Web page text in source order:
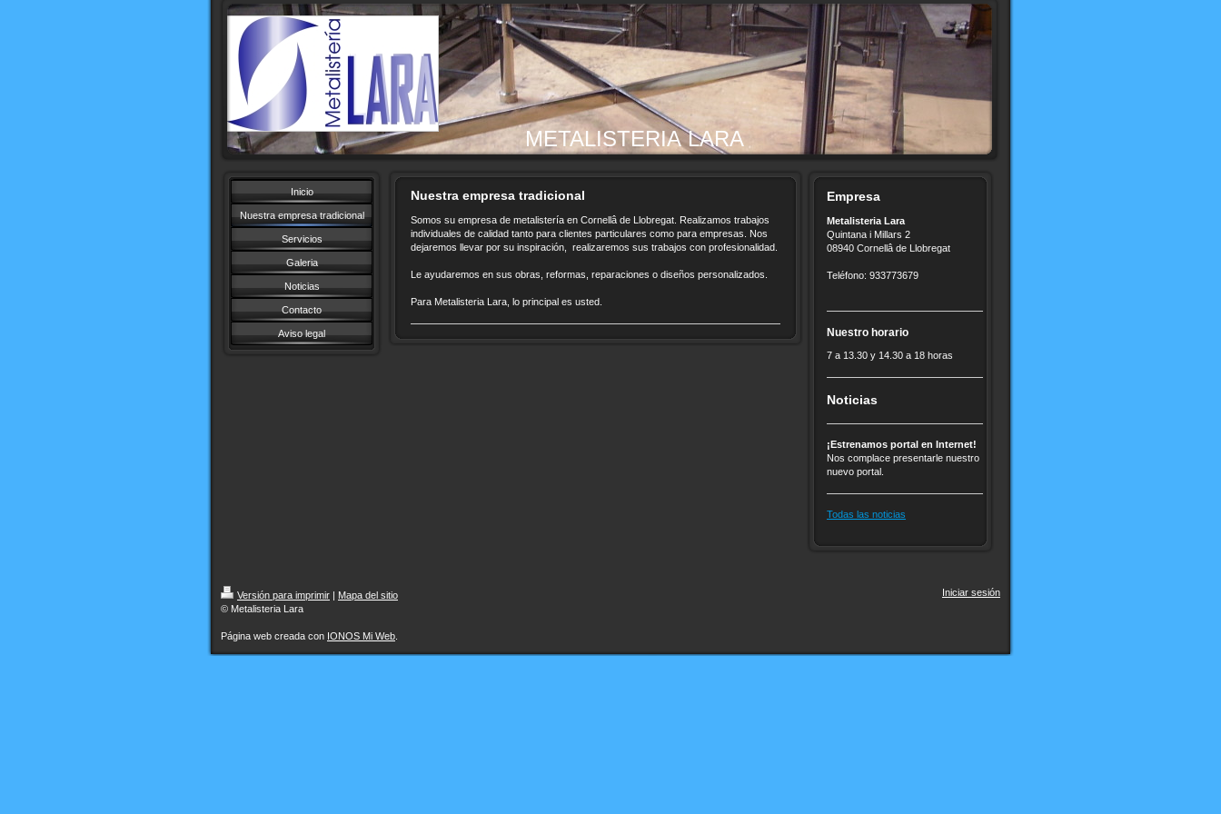
METALISTERIA LARA
Inicio
Nuestra empresa tradicional
Servicios
Galeria
Noticias
Contacto
Aviso legal
Nuestra empresa tradicional
Somos su empresa de metalistería en Cornellâ de Llobregat. Realizamos trabajos
individuales de calidad tanto para clientes particulares como para empresas. Nos
dejaremos llevar por su inspiración, realizaremos sus trabajos con profesionalidad.
Le ayudaremos en sus obras, reformas, reparaciones o diseños personalizados.
Para Metalisteria Lara, lo principal es usted.
Empresa
Metalisteria Lara
Quintana i Millars 2
08940 Cornellâ de Llobregat
Teléfono: 933773679
Nuestro horario
7 a 13.30 y 14.30 a 18 horas
Noticias
¡Estrenamos portal en Internet!
Nos complace presentarle nuestro
nuevo portal.
Todas las noticias
Versión para imprimir | Mapa del sitio
© Metalisteria Lara
Página web creada con IONOS Mi Web
Iniciar sesión